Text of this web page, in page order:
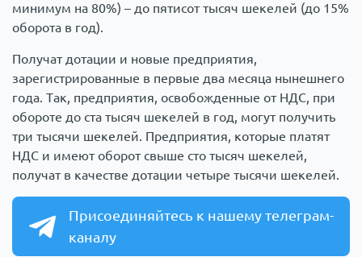
минимум на 80%) – до пятисот тысяч шекелей (до 15%
оборота в год).
Получат дотации и новые предприятия,
зарегистрированные в первые два месяца нынешнего
года. Так, предприятия, освобожденные от НДС, при
обороте до ста тысяч шекелей в год, могут получить
три тысячи шекелей. Предприятия, которые платят
НДС и имеют оборот свыше сто тысяч шекелей,
получат в качестве дотации четыре тысячи шекелей.
Присоединяйтесь к нашему телеграм-
каналу